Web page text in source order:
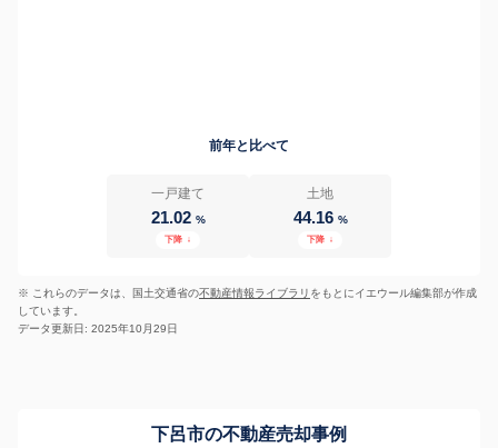
前年と比べて
一戸建て
21.02 %
下降 ↓
土地
44.16 %
下降 ↓
※ これらのデータは、国土交通省の不動産情報ライブラリ をもとにイエウール編集部が作成
しています。
データ更新日: 2025年10月29日
下呂市の不動産売却事例